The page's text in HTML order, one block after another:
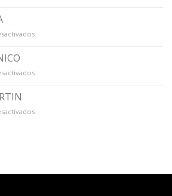
en
en
en